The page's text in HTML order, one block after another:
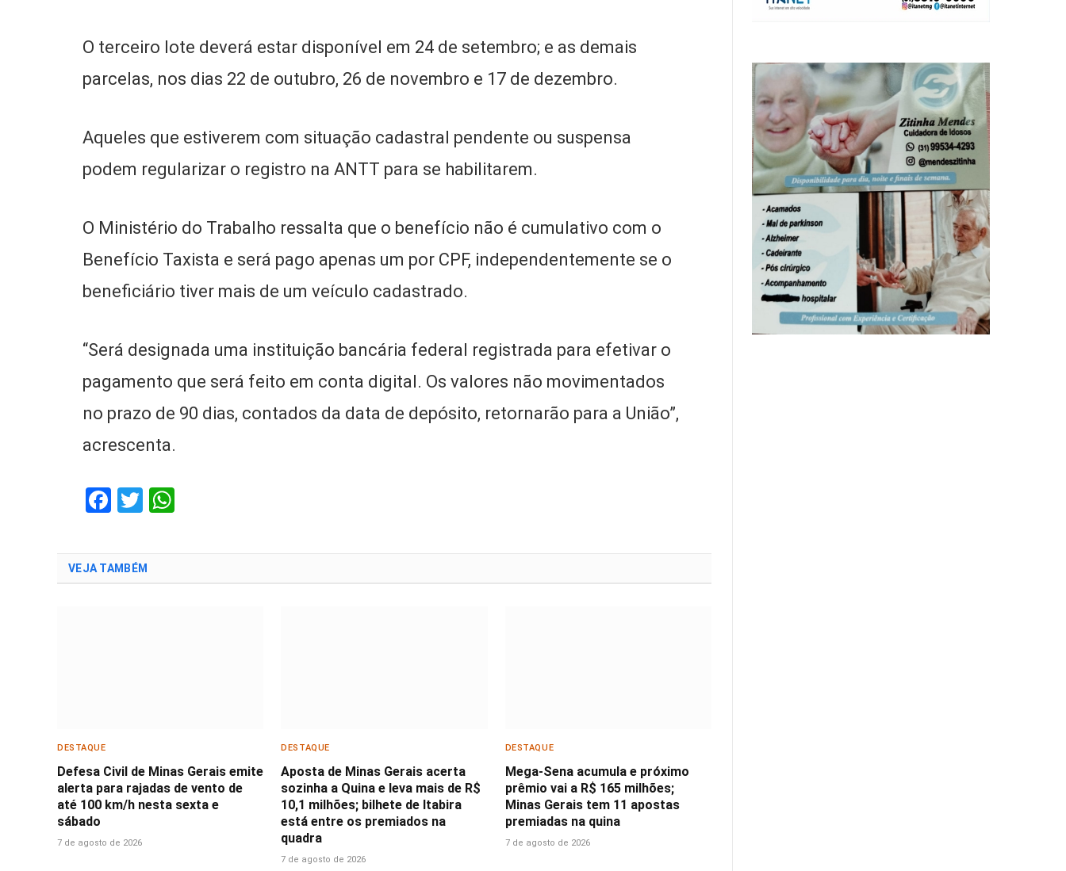
O terceiro lote deverá estar disponível em 24 de setembro; e as demais
parcelas, nos dias 22 de outubro, 26 de novembro e 17 de dezembro.
Aqueles que estiverem com situação cadastral pendente ou suspensa
podem regularizar o registro na ANTT para se habilitarem.
O Ministério do Trabalho ressalta que o benefício não é cumulativo com o
Benefício Taxista e será pago apenas um por CPF, independentemente se o
beneficiário tiver mais de um veículo cadastrado.
“Será designada uma instituição bancária federal registrada para efetivar o
pagamento que será feito em conta digital. Os valores não movimentados
no prazo de 90 dias, contados da data de depósito, retornarão para a União”,
acrescenta.
Facebook
Twitter
VEJA TAMBÉM
DESTAQUE
Defesa Civil de Minas Gerais emite
alerta para rajadas de vento de
até 100 km/h nesta sexta e
sábado
7 de agosto de 2026
DESTAQUE
Aposta de Minas Gerais acerta
sozinha a Quina e leva mais de R$
10,1 milhões; bilhete de Itabira
está entre os premiados na
quadra
7 de agosto de 2026
DESTAQUE
Mega-Sena acumula e próximo
prêmio vai a R$ 165 milhões;
Minas Gerais tem 11 apostas
premiadas na quina
7 de agosto de 2026